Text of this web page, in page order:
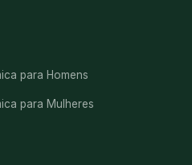
para Homens
para Mulheres